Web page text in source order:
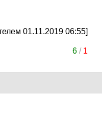
01.11.2019 06:55]
6/ 1